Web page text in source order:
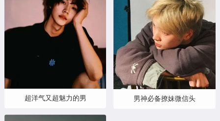
超洋气又超魅力的男 男神必备撩妹微信头